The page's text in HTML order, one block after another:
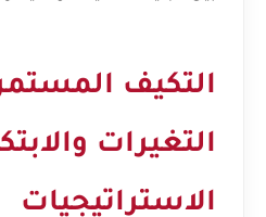
التكيف
التغيرات
الاستراتيجيات